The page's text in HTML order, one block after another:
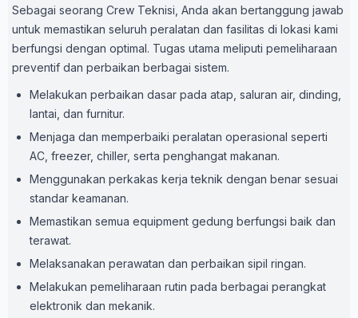
Sebagai seorang Crew Teknisi, Anda akan bertanggung jawab
untuk memastikan seluruh peralatan dan fasilitas di lokasi kami
berfungsi dengan optimal. Tugas utama meliputi pemeliharaan
preventif dan perbaikan berbagai sistem.
Melakukan perbaikan dasar pada atap, saluran air, dinding,
lantai, dan furnitur.
Menjaga dan memperbaiki peralatan operasional seperti
AC, freezer, chiller, serta penghangat makanan.
Menggunakan perkakas kerja teknik dengan benar sesuai
standar keamanan.
Memastikan semua equipment gedung berfungsi baik dan
terawat.
Melaksanakan perawatan dan perbaikan sipil ringan.
Melakukan pemeliharaan rutin pada berbagai perangkat
elektronik dan mekanik.